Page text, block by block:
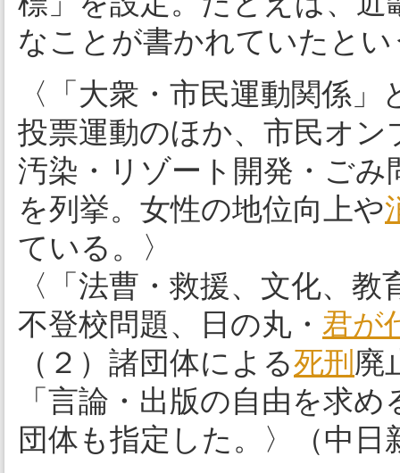
なことが書かれていたとい
〈「大衆・市民運動関係」
投票運動のほか、市民オ
汚染・リゾート開発・ご
を列挙。女性の地位向上や
ている。〉
〈「法曹・救援、文化、
不登校問題、日の丸・ 君が
（２）諸団体による死刑 廃
「言論・出版の自由を求
団体も指定した。〉（中